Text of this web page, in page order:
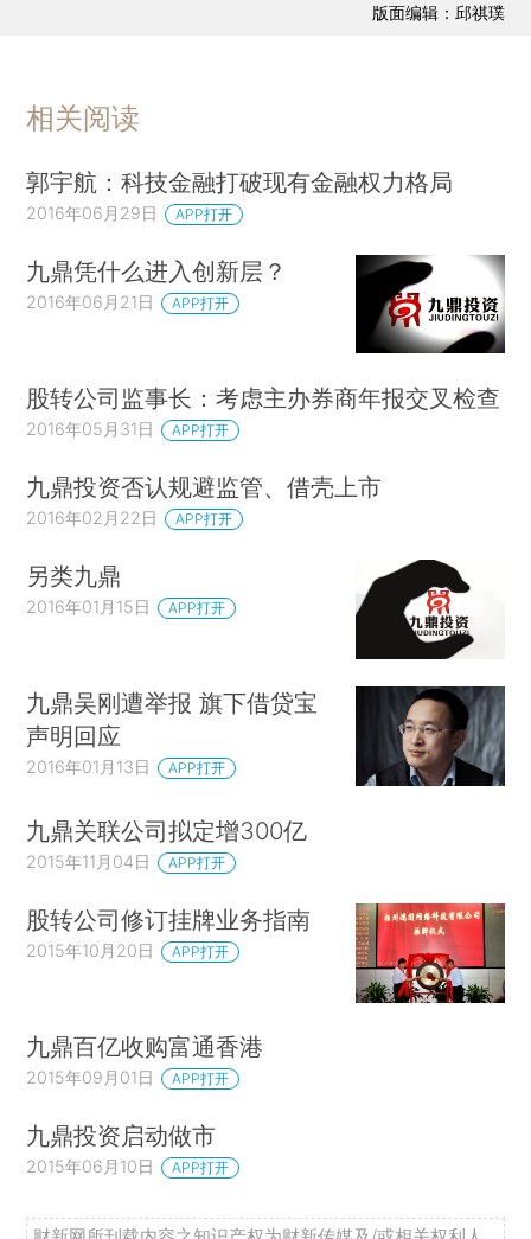
版面编辑：邱祺璞
相关阅读
郭宇航：科技金融打破现有金融权力格局
2016年06月29日 APP打开
九鼎凭什么进入创新层？
2016年06月21日 APP打开
股转公司监事长：考虑主办券商年报交叉检查
2016年05月31日 APP打开
九鼎投资否认规避监管、借壳上市
2016年02月22日 APP打开
另类九鼎
2016年01月15日 APP打开
九鼎吴刚遭举报 旗下借贷宝
声明回应
2016年01月13日 APP打开
九鼎关联公司拟定增300亿
2015年11月04日 APP打开
股转公司修订挂牌业务指南
2015年10月20日 APP打开
九鼎百亿收购富通香港
2015年09月01日 APP打开
九鼎投资启动做市
2015年06月10日 APP打开